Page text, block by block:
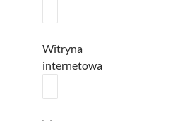
Witryna
internetowa